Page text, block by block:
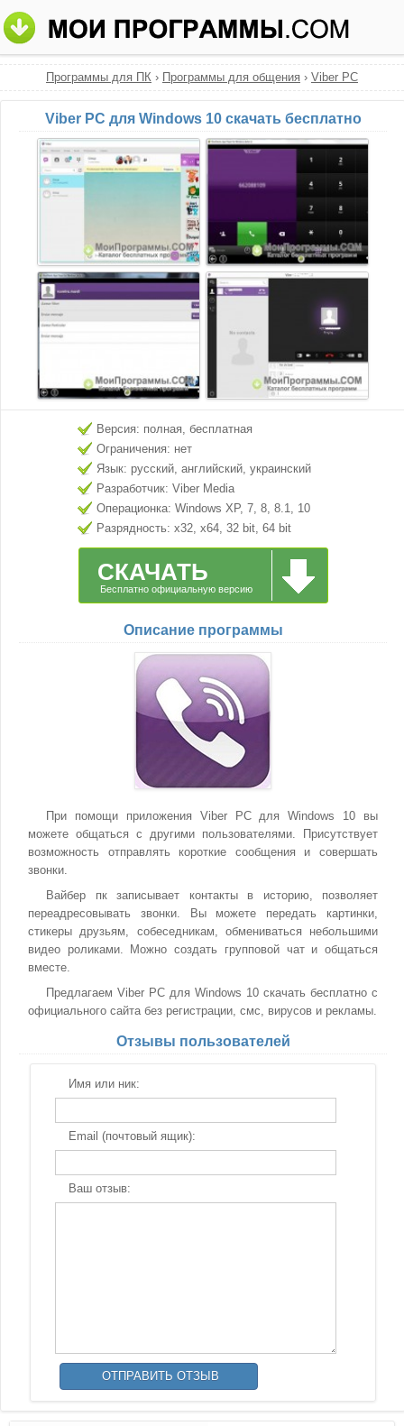
Программы для ПК › Программы для общения › Viber PC
Viber PC для Windows 10 скачать бесплатно
Версия: полная, бесплатная
Ограничения: нет
Язык: русский, английский, украинский
Разработчик: Viber Media
Операционка: Windows XP, 7, 8, 8.1, 10
Разрядность: x32, x64, 32 bit, 64 bit
СКАЧАТЬ
Бесплатно официальную версию
Описание программы
При помощи приложения Viber PC для Windows 10 вы
можете общаться с другими пользователями. Присутствует
возможность отправлять короткие сообщения и совершать
звонки.
Вайбер пк записывает контакты в историю, позволяет
переадресовывать звонки. Вы можете передать картинки,
стикеры друзьям, собеседникам, обмениваться небольшими
видео роликами. Можно создать групповой чат и общаться
вместе.
Предлагаем Viber PC для Windows 10 скачать бесплатно с
официального сайта без регистрации, смс, вирусов и рекламы.
Отзывы пользователей
Имя или ник:
Email (почтовый ящик):
Ваш отзыв: